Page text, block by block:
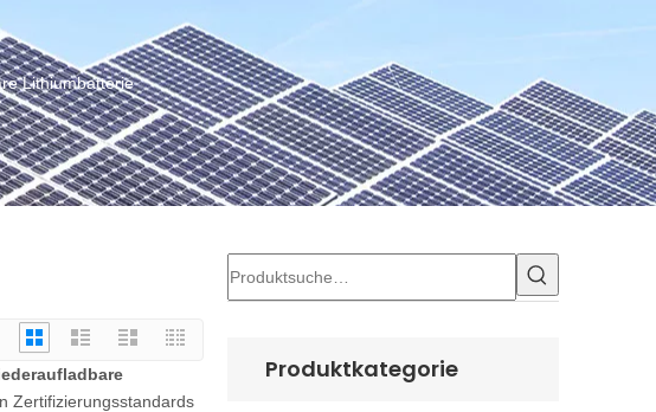
Lithiumbatterie
Zertifizierungsstandards
Produktkategorie